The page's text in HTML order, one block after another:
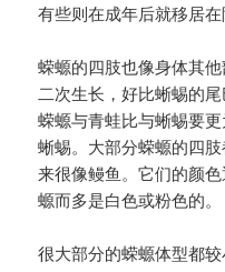
有些则在成年后就移居在
蝾螈的四肢也像身体其
二次生长，好比蜥蜴的尾
蝾螈与青蛙比与蜥蜴要
蜥蜴。 大部分蝾螈的四
来很像鳗鱼。它们的颜
螈而多是白色或粉色的。
很大部分的蝾螈体型都